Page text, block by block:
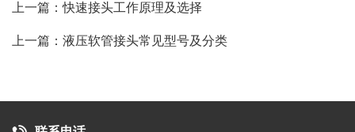
上一篇：快速接头工作原理及选择
上一篇：液压软管接头常见型号及分类